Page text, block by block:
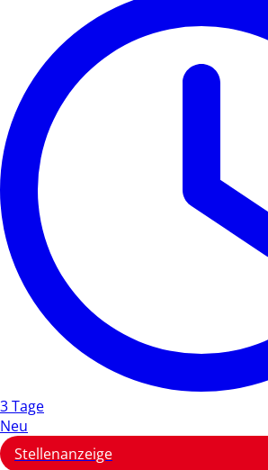
3 Tage
Neu
Stellenanzeige